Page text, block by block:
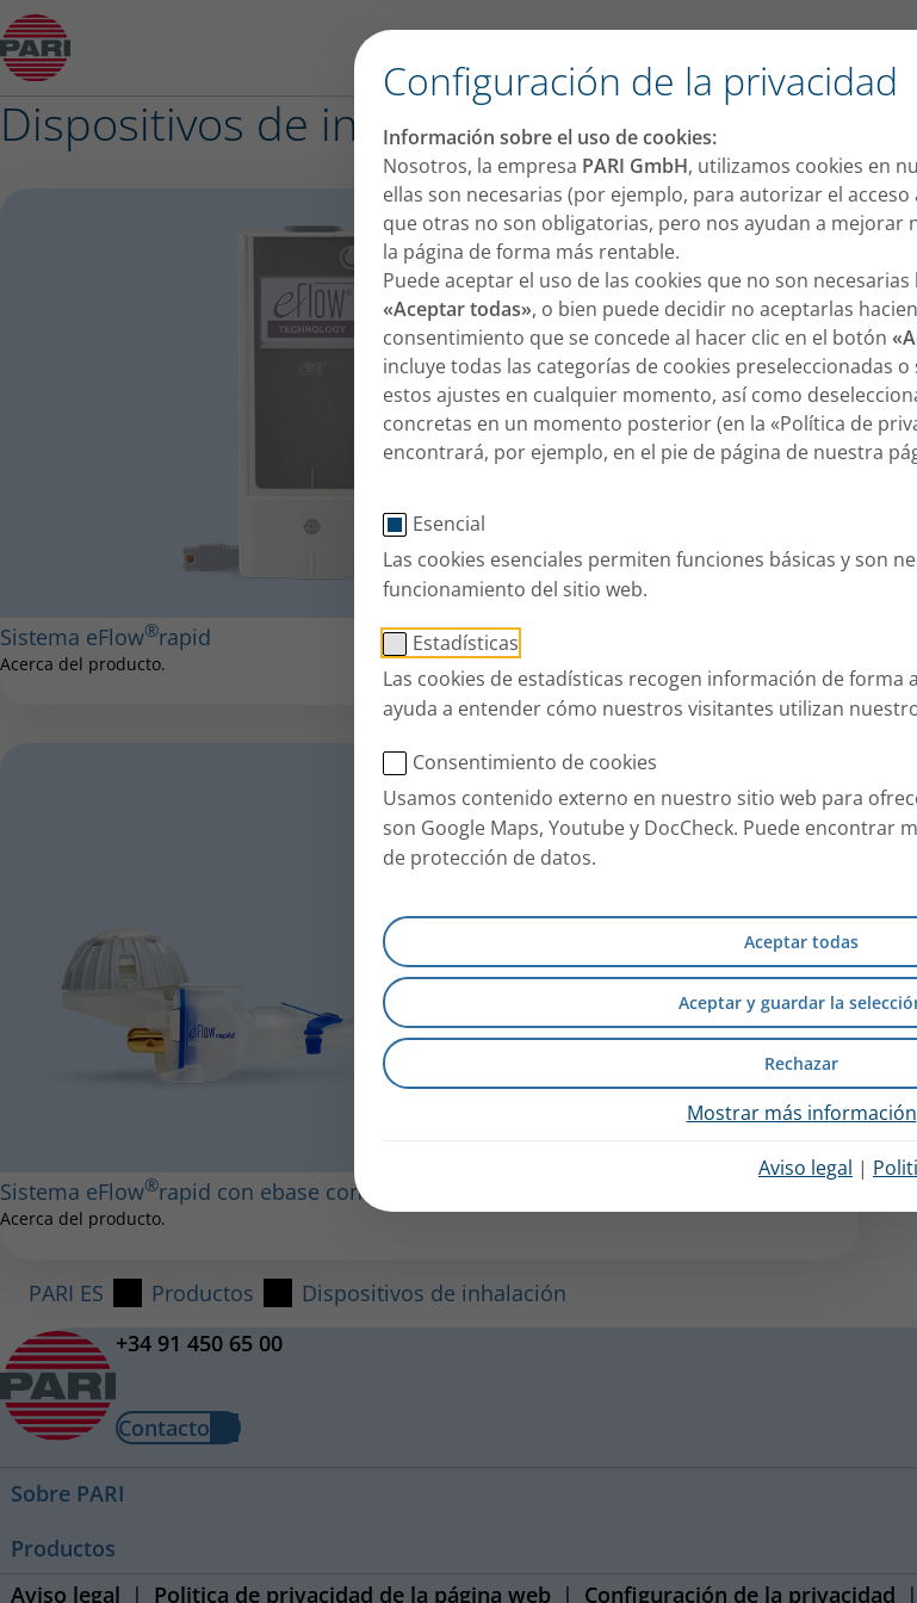
Configuración de la privacidad
Información sobre el uso de cookies:
Nosotros, la empresa PARI GmbH, utilizamos cookies en
ellas son necesarias (por ejemplo, para autorizar el
que otras no son obligatorias, pero nos ayudan a mejorar
la página de forma más rentable.
Puede aceptar el uso de las cookies que no son
«Aceptar todas», o bien puede decidir no aceptarlas
consentimiento que se concede al hacer clic en el botón
incluye todas las categorías de cookies preseleccionadas o
estos ajustes en cualquier momento, así como
concretas en un momento posterior (en la «Política de
encontrará, por ejemplo, en el pie de página de nuestra
Esencial
Las cookies esenciales permiten funciones básicas y son
funcionamiento del sitio web.
Estadísticas
Las cookies de estadísticas recogen información de forma
ayuda a entender cómo nuestros visitantes utilizan
Consentimiento de cookies
Usamos contenido externo en nuestro sitio web para
son Google Maps, Youtube y DocCheck. Puede encontrar
de protección de datos.
Aceptar todas
Aceptar y guardar la
Rechazar
Mostrar más información
Aviso legal |
Sistema eFlow ®
Dispositivos de inhalación
Sistema eFlow®rapid
Acerca del producto.
Sistema eFlow®rapid con ebase controller
Acerca del producto.
PARI ES Productos
Dispositivos de inhalación
+34 91 450 65 00
Contacto
Sobre PARI
Productos
Aviso legal
Politica de privacidad de la página web Configuración de la privacidad